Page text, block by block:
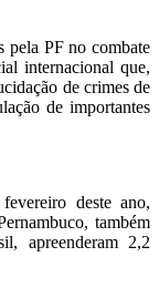
pela PF no combate
internacional que,
de crimes de
de importantes
deste ano,
também
apreenderam 2,2